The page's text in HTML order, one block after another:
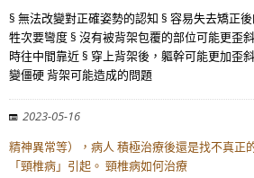
§ 無法改變對正確姿勢的認知 § 容易失去矯正
牲次要彎度 § 沒有被背架包覆的部位可能更歪
時往中間靠近 § 穿上背架後，軀幹可能更加歪
變僵硬 背架可能造成的問題
2023-05-16
精神異常等），病人 積極治療後還是找不真正
「頸椎病」引起。 頸椎病如何治療